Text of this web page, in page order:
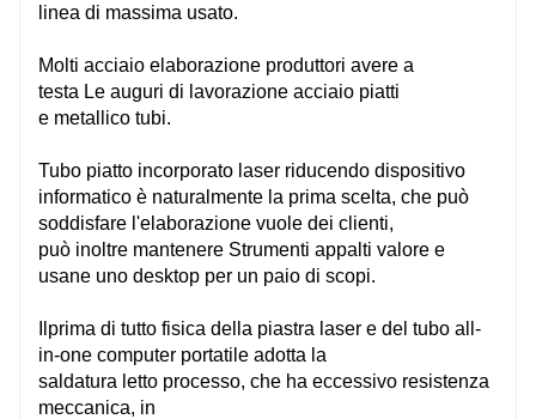
linea di massima usato.
Molti acciaio elaborazione produttori avere a
testa Le auguri di lavorazione acciaio piatti
e metallico tubi.
Tubo piatto incorporato laser riducendo dispositivo
informatico è naturalmente la prima scelta, che può
soddisfare l'elaborazione vuole dei clienti,
può inoltre mantenere Strumenti appalti valore e
usane uno desktop per un paio di scopi.
prima di tutto fisica della piastra laser e del tubo all-
in-one computer portatile adotta la
saldatura letto processo, che ha eccessivo resistenza
meccanica, in
m/min
tondo Φ20-Φ230mm
quadrato □20 - □160mm
rettangolare:
laterale≥20mm,